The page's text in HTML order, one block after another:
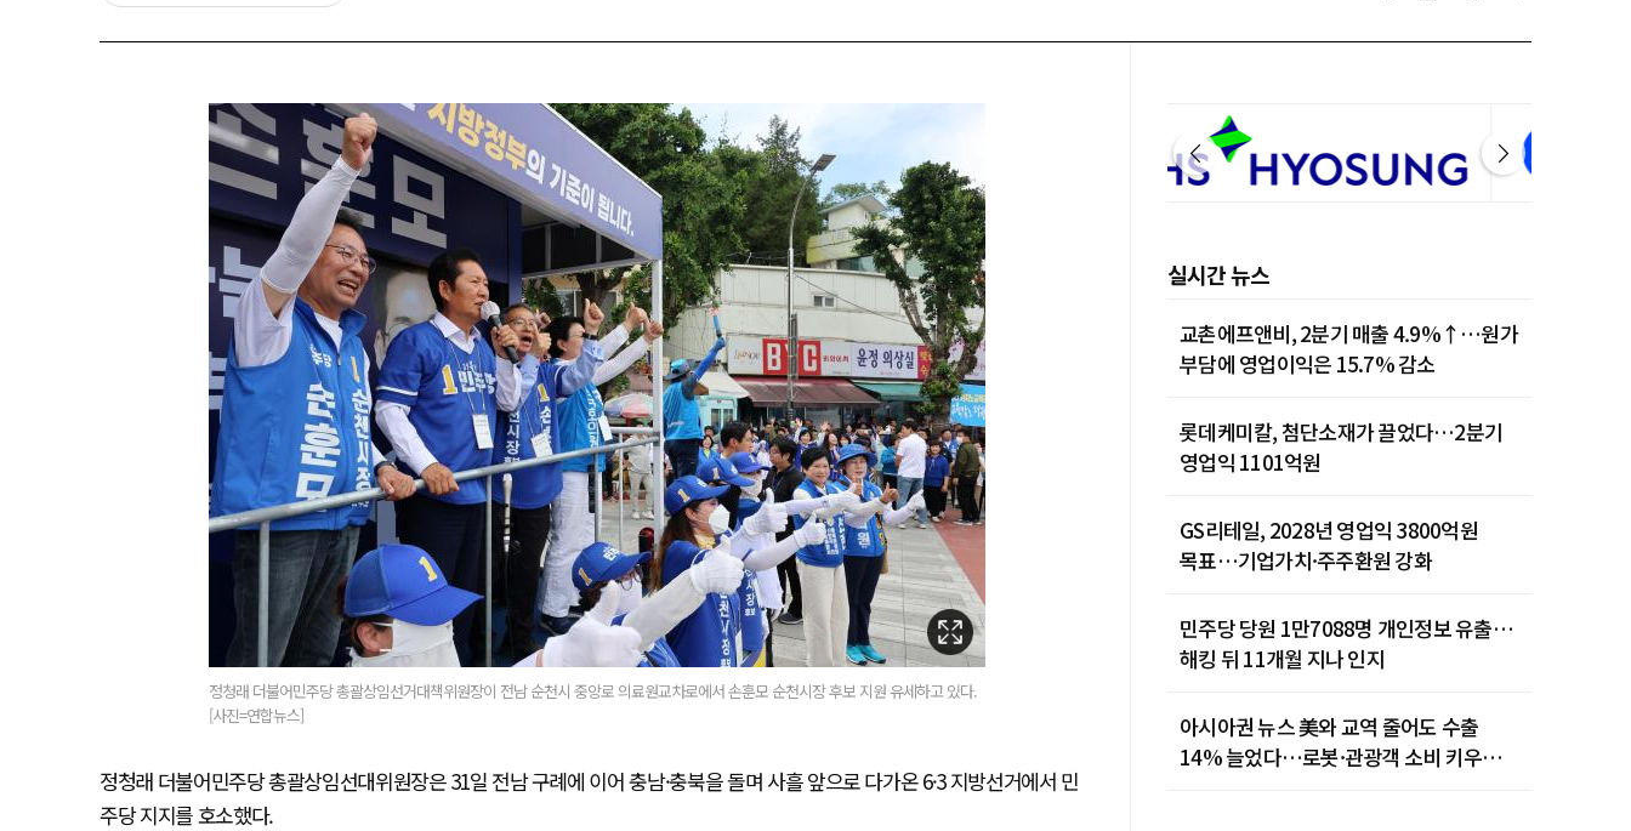
정청래 더불어민주당 총괄상임선거대책위원장이 전남 순천시 중앙로 의료원교차로에서 손훈모 순천시장 후보 지원 유세하고 있다.
[사진=연합뉴스]
정청래 더불어민주당 총괄상임선대위원장은 31일 전남 구례에 이어 충남·충북을 돌며 사흘 앞으로 다가온 6·3 지방선거에서 민
주당 지지를 호소했다.
실시간 뉴스
교촌에프앤비, 2분기 매출 4.9%↑…원가
부담에 영업이익은 15.7% 감소
롯데케미칼, 첨단소재가 끌었다…2분기
영업익 1101억원
GS리테일, 2028년 영업익 3800억원
목표…기업가치·주주환원 강화
민주당 당원 1만7088명 개인정보 유출…
해킹 뒤 11개월 지나 인지
아시아권 뉴스 美와 교역 줄어도 수출
14% 늘었다…로봇·관광객 소비 키우는